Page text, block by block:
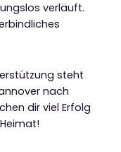
verläuft.
steht
nach
dir viel Erfolg